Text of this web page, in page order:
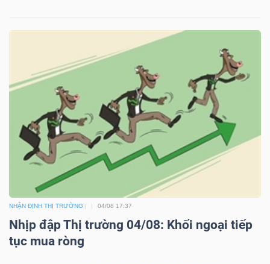
NHẬN ĐỊNH THỊ TRƯỜNG 04/08 17:37
Nhịp đập Thị trường 04/08: Khối ngoại tiếp
tục mua ròng